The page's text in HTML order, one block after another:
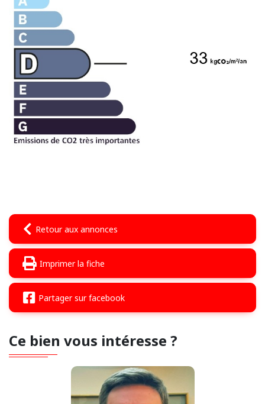
Retour aux annonces
Imprimer la fiche
Partager sur facebook
Ce bien vous intéresse ?